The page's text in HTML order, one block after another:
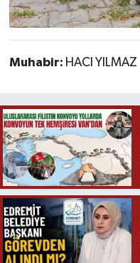
Muhabir: HACI YILMAZ